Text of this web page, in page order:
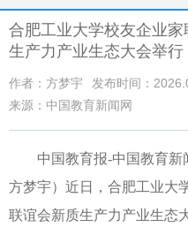
合肥工业大学校友企业
生产力产业生态大会举行
作者：方梦宇
发布时间：
来源：中国教育新闻网
中国教育报-中国教育新
方梦宇） 近日，合肥工业大
联谊会新质生产力产业生态